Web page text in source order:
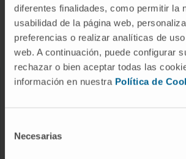
diferentes finalidades, como permitir la
usabilidad de la página web,
preferencias o realizar analíticas de
web. A continuación, puede configurar
rechazar o bien aceptar todas las
información en nuestra Política de
Necesarias
Tratamientos
Cuidados en casa
Chequeos y salud
Conozca a los profesionales